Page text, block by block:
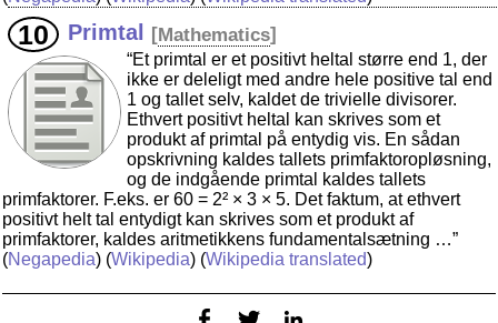
Primtal [Mathematics]
“Et primtal er et positivt heltal større end 1, der
ikke er deleligt med andre hele positive tal end
1 og tallet selv, kaldet de trivielle divisorer.
Ethvert positivt heltal kan skrives som et
produkt af primtal på entydig vis. En sådan
opskrivning kaldes tallets primfaktoropløsning,
og de indgående primtal kaldes tallets
primfaktorer. F.eks. er 60 = 2² × 3 × 5. Det faktum, at ethvert
positivt helt tal entydigt kan skrives som et produkt af
primfaktorer, kaldes aritmetikkens fundamentalsætning …”
(Negapedia) (Wikipedia) (Wikipedia translated)